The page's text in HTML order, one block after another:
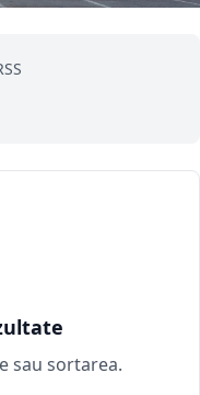
sau sortarea.